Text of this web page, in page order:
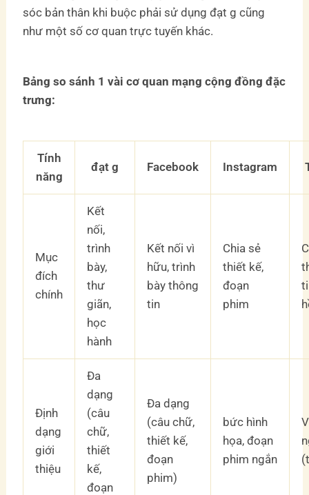
sóc bản thân khi buộc phải sử dụng đạt g cũng
như một số cơ quan trực tuyến khác.
Bảng so sánh 1 vài cơ quan mạng cộng đồng đặc
trưng:
Tính
năng
đạt g Facebook Instagram
Mục
đích
chính
Kết
nối,
trình
bày,
thư
giãn,
học
hành
Kết nối vì
hữu, trình
bày thông
tin
Chia sẻ
thiết kế,
đoạn
phim
Định
dạng
giới
thiệu
Đa
dạng
(câu
chữ,
thiết
kế,
đoạn
Đa dạng
(câu chữ,
thiết kế,
đoạn
phim)
bức hình
họa, đoạn
phim ngắn